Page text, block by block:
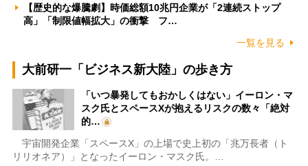
【歴史的な爆騰劇】時価総額10兆円企業が「2連続ストップ
高」「制限値幅拡大」の衝撃 フ…
一覧を見る
大前研一「ビジネス新大陸」の歩き方
「いつ暴発してもおかしくはない」イーロン・マ
スク氏とスペースXが抱えるリスクの数々「絶対
的…
宇宙開発企業「スペースX」の上場で史上初の「兆万長者（ト
リリオネア）」となったイーロン・マスク氏。…